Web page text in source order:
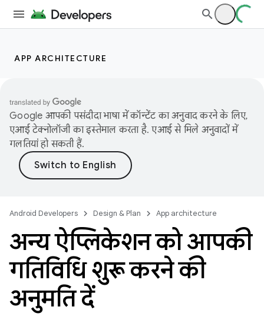
APP ARCHITECTURE
Google आपकी पसंदीदा भाषा में कॉन्टेंट का अनुवाद करने के लिए,
एआई टेक्नोलॉजी का इस्तेमाल करता है. एआई से मिले अनुवादों में
गलतियां हो सकती हैं.
Android Developers Design & Plan App architecture
अन्य ऐप्लिकेशन को आपकी
गतिविधि शुरू करने की
अनुमति दें